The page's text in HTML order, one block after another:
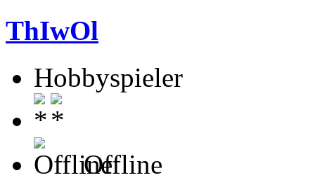
ThIwOl
Hobbyspieler
Offline